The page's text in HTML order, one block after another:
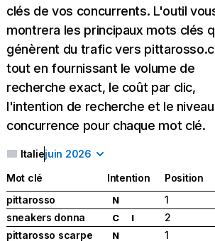
clés de vos concurrents. L'outil
montrera les principaux mots clés
génèrent du trafic vers
tout en fournissant le volume de
recherche exact, le coût par clic,
l'intention de recherche et le
concurrence pour chaque mot clé.
Italiejuin 2026
Mot clé Intention
Position
pittarosso
N
1
sneakers donna
C I
2
pittarosso scarpe
N
1